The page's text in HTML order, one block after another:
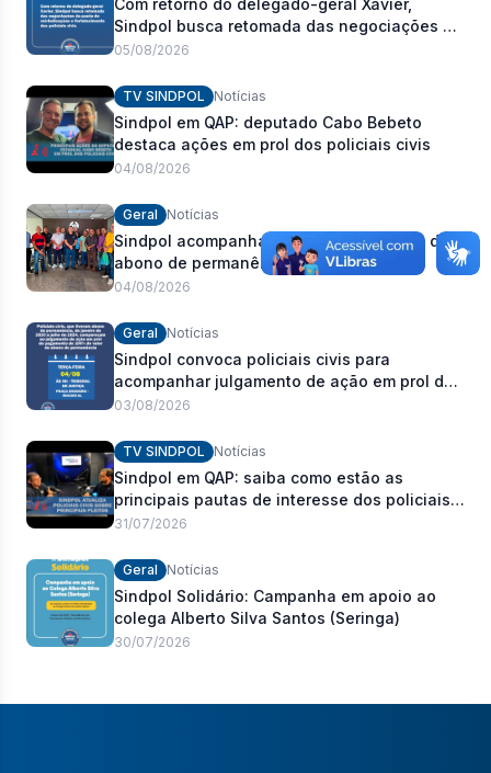
Com retorno do delegado-geral Xavier,
Sindpol busca retomada das negociações da
pauta de reivindicações e fortalecimento dos
05/08/2026
TV SINDPOL Notícias
Sindpol em QAP: deputado Cabo Bebeto
destaca ações em prol dos policiais civis
04/08/2026
Geral Notícias
Sindpol acompanha julgamento da ação do
abono de permanência no TJ/AL
04/08/2026
Geral Notícias
Sindpol convoca policiais civis para
acompanhar julgamento de ação em prol do
pagamento de 100% do abono de
03/08/2026
TV SINDPOL Notícias
Sindpol em QAP: saiba como estão as
principais pautas de interesse dos policiais
civis
31/07/2026
Geral Notícias
Sindpol Solidário: Campanha em apoio ao
colega Alberto Silva Santos (Seringa)
30/07/2026